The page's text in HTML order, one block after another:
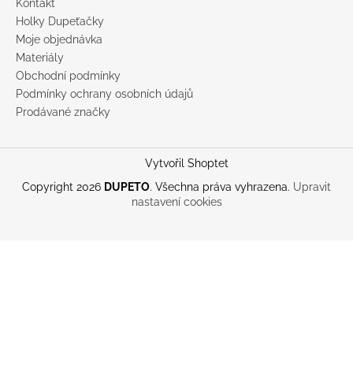
Kontakt
Holky Dupeťačky
Moje objednávka
Materiály
Obchodní podmínky
Podmínky ochrany osobních údajů
Prodávané značky
Vytvořil Shoptet
Copyright 2026 DUPETO. Všechna práva vyhrazena. Upravit
nastavení cookies